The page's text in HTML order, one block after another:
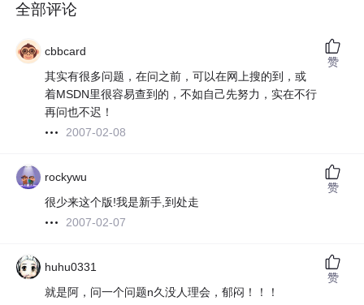
全部评论
cbbcard
其实有很多问题，在问之前，可以在网上搜的到，或
着MSDN里很容易查到的，不如自己先努力，实在不行
再问也不迟！
2007-02-08
赞
rockywu
很少来这个版!我是新手,到处走
2007-02-07
赞
huhu0331
就是阿，问一个问题n久没人理会，郁闷！！！
赞